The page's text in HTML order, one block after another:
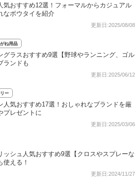
気おすすめ12選！フォーマルからカジュアル
なボウタイを紹介
更新日:2025/08/08
ね用品
グラスおすすめ9選【野球やランニング、ゴル
ランドも
更新日:2025/06/12
ー
人気おすすめ17選！おしゃれなブランドを厳
プレゼントに
更新日:2025/03/06
ッシュ人気おすすめ9選【クロスやスプレーな
使える！
更新日:2024/11/27